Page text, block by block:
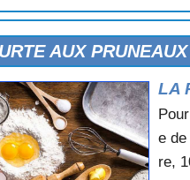
DE SEMOULE ROYAL
AUX FRAISES
A LA FRAMBOISE
AU CHOCOLAT
AUX
LA
e
re,